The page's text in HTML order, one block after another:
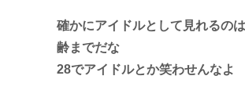
確かにアイドルとして見れるの
齢までだな
28でアイドルとか笑わせんなよ